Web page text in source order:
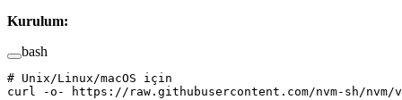
Kurulum:
bash
# Unix/Linux/macOS için
curl -o-
https://raw.githubusercontent.com/nvm-sh/